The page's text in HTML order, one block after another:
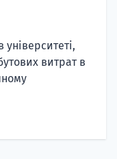
витрат в